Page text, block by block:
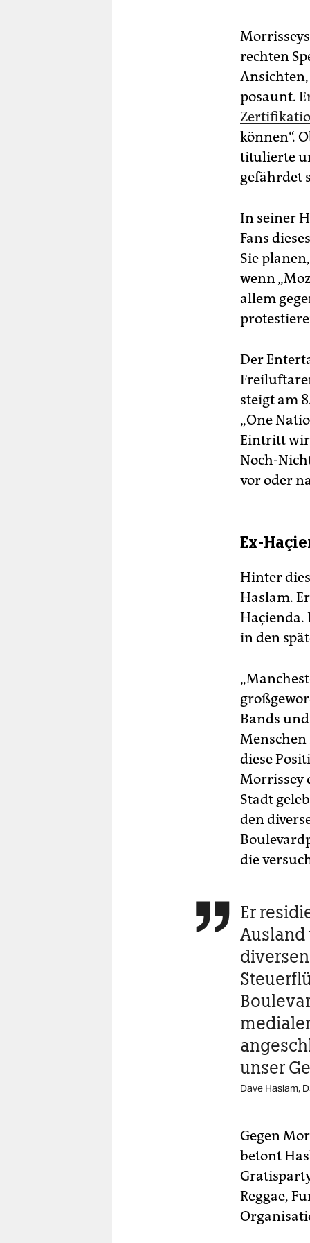
rechten
posaunt.
können“.
titulierte
gefährdet
In seiner
Fans
Sie
wenn
allem
Der
steigt am
„One
Eintritt
Noch-
vor oder
Ex-
Hinter
Haslam.
Haçienda.
in den
Bands
diese
Morrissey
Stadt
den
die
 Er
Ausland
unser
Dave Haslam,
Gegen
betont
Reggae,